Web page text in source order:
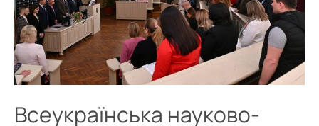
Всеукраїнська науково-